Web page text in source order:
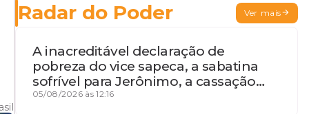
Radar do Poder Ver mais
A inacreditável declaração de
pobreza do vice sapeca, a sabatina
sofrível para Jerônimo, a cassação
iminente da desembargadora e a
05/08/2026 às 12:16